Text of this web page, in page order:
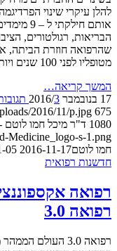
עיקרי שינוי הפרדיגמה
אותם חילקתי ל –
רגולטורים, הציבור
חוזרת הביתה, אבל
100 שנים ויותר.
קריאה…
/3 תגובות /על
uploads/2016/11/
ד"ר מיכל חמו לוטם wp-
Medicine_logo-s-
2016-11-17 07:36:40
11-05 11:49:34
רפואית
3.0
רפואה 3.0 העולם הממהר